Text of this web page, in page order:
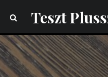
Teszt